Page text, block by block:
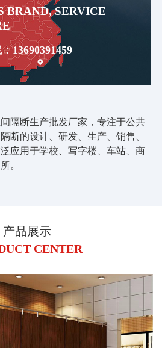
BRAND, SERVICE
13690391459
隔断生产批发厂家，专注于公共
断的设计、研发、生产、销售、
应用于学校、写字楼、车站、商
。
产品展示
CENTER